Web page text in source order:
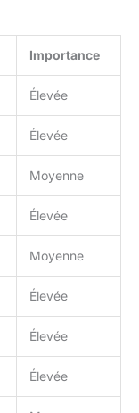
Importance
Élevée
Élevée
Moyenne
Élevée
Moyenne
Élevée
Élevée
Élevée